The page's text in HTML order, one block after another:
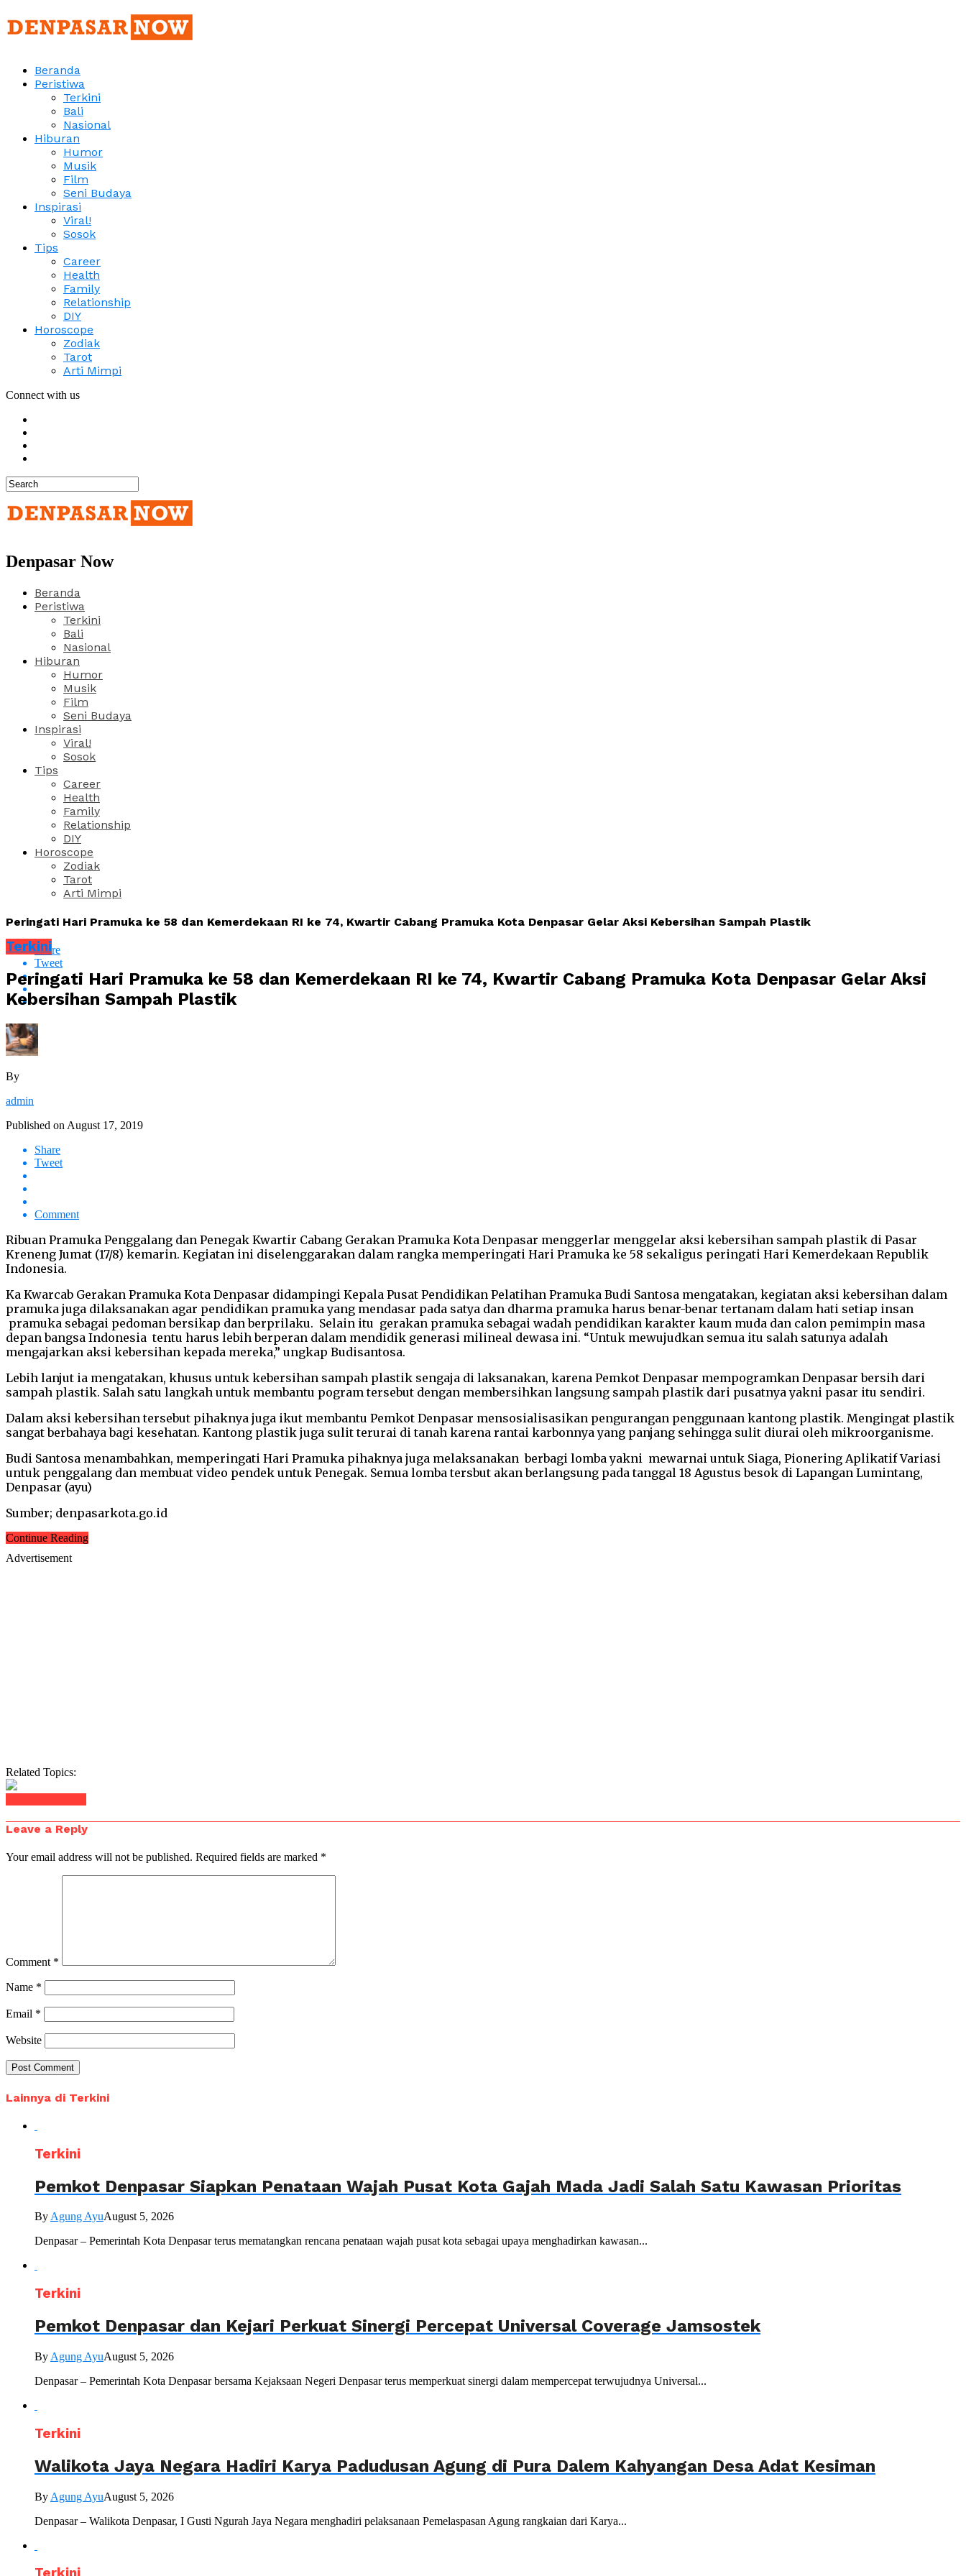
Beranda
Peristiwa
Terkini
Bali
Nasional
Hiburan
Humor
Musik
Film
Seni Budaya
Inspirasi
Viral!
Sosok
Tips
Career
Health
Family
Relationship
DIY
Horoscope
Zodiak
Tarot
Arti Mimpi
Connect with us
Denpasar Now
Beranda
Peristiwa
Terkini
Bali
Nasional
Hiburan
Humor
Musik
Film
Seni Budaya
Inspirasi
Viral!
Sosok
Tips
Career
Health
Family
Relationship
DIY
Horoscope
Zodiak
Tarot
Arti Mimpi
Peringati Hari Pramuka ke 58 dan Kemerdekaan RI ke 74, Kwartir Cabang Pramuka Kota Denpasar Gelar Aksi Kebersihan Sampah Plastik
Share
Tweet
Terkini
Peringati Hari Pramuka ke 58 dan Kemerdekaan RI ke 74, Kwartir Cabang Pramuka Kota Denpasar Gelar Aksi
Kebersihan Sampah Plastik
By
admin
Published on August 17, 2019
Share
Tweet
Comment
Ribuan Pramuka Penggalang dan Penegak Kwartir Cabang Gerakan Pramuka Kota Denpasar menggerlar menggelar aksi kebersihan sampah plastik di Pasar
Kreneng Jumat (17/8) kemarin. Kegiatan ini diselenggarakan dalam rangka memperingati Hari Pramuka ke 58 sekaligus peringati Hari Kemerdekaan Republik
Indonesia.
Ka Kwarcab Gerakan Pramuka Kota Denpasar didampingi Kepala Pusat Pendidikan Pelatihan Pramuka Budi Santosa mengatakan, kegiatan aksi kebersihan dalam
pramuka juga dilaksanakan agar pendidikan pramuka yang mendasar pada satya dan dharma pramuka harus benar-benar tertanam dalam hati setiap insan
pramuka sebagai pedoman bersikap dan berprilaku. Selain itu gerakan pramuka sebagai wadah pendidikan karakter kaum muda dan calon pemimpin masa
depan bangsa Indonesia tentu harus lebih berperan dalam mendidik generasi milineal dewasa ini. “Untuk mewujudkan semua itu salah satunya adalah
mengajarkan aksi kebersihan kepada mereka,” ungkap Budisantosa.
Lebih lanjut ia mengatakan, khusus untuk kebersihan sampah plastik sengaja di laksanakan, karena Pemkot Denpasar mempogramkan Denpasar bersih dari
sampah plastik. Salah satu langkah untuk membantu pogram tersebut dengan membersihkan langsung sampah plastik dari pusatnya yakni pasar itu sendiri.
Dalam aksi kebersihan tersebut pihaknya juga ikut membantu Pemkot Denpasar mensosialisasikan pengurangan penggunaan kantong plastik. Mengingat plastik
sangat berbahaya bagi kesehatan. Kantong plastik juga sulit terurai di tanah karena rantai karbonnya yang panjang sehingga sulit diurai oleh mikroorganisme.
Budi Santosa menambahkan, memperingati Hari Pramuka pihaknya juga melaksanakan berbagi lomba yakni mewarnai untuk Siaga, Pionering Aplikatif Variasi
untuk penggalang dan membuat video pendek untuk Penegak. Semua lomba tersbut akan berlangsung pada tanggal 18 Agustus besok di Lapangan Lumintang,
Denpasar (ayu)
Sumber; denpasarkota.go.id
Continue Reading
Advertisement
Related Topics:
Leave a Reply
Your email address will not be published. Required fields are marked *
Comment *
Name *
Email *
Website
Lainnya di Terkini
Terkini
Pemkot Denpasar Siapkan Penataan Wajah Pusat Kota Gajah Mada Jadi Salah Satu Kawasan Prioritas
ByAgung AyuAugust 5, 2026
Denpasar – Pemerintah Kota Denpasar terus mematangkan rencana penataan wajah pusat kota sebagai upaya menghadirkan kawasan...
Terkini
Pemkot Denpasar dan Kejari Perkuat Sinergi Percepat Universal Coverage Jamsostek
By Agung AyuAugust 5, 2026
Denpasar – Pemerintah Kota Denpasar bersama Kejaksaan Negeri Denpasar terus memperkuat sinergi dalam mempercepat terwujudnya Universal...
Terkini
Walikota Jaya Negara Hadiri Karya Padudusan Agung di Pura Dalem Kahyangan Desa Adat Kesiman
By Agung AyuAugust 5, 2026
Denpasar – Walikota Denpasar, I Gusti Ngurah Jaya Negara menghadiri pelaksanaan Pemelaspasan Agung rangkaian dari Karya...